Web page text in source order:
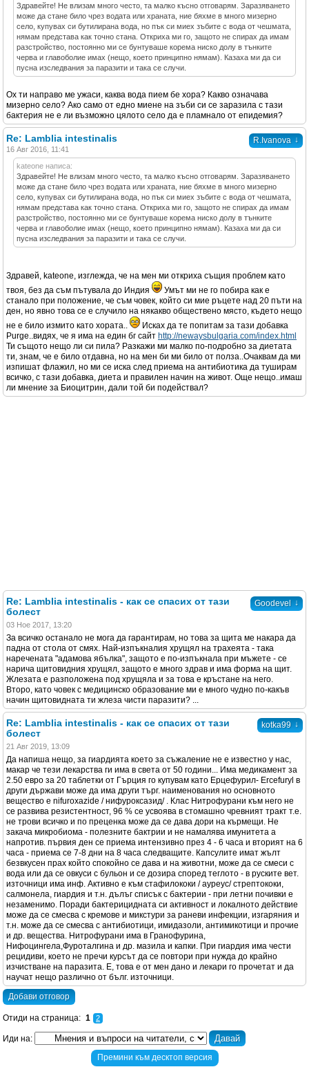
Здравейте! Не влизам много често, та малко късно отговарям. Заразяването
може да стане било чрез водата или храната, ние бяхме в много мизерно
село, купувах си бутилирана вода, но пък си миех зъбите с вода от чешмата,
нямам представа как точно стана. Откриха ми го, защото не спирах да имам
разстройство, постоянно ми се бунтуваше корема ниско долу в тънките
черва и главоболие имах (нещо, което принципно нямам). Казаха ми да си
пусна изследвания за паразити и така се случи.
Ох ти направо ме ужаси, каква вода пием бе хора? Какво означава
мизерно село? Ако само от едно миене на зъби си се заразила с тази
бактерия не е ли възможно цялото село да е пламнало от епидемия?
R.Ivanova ↓
Re: Lamblia intestinalis
16 Авг 2016, 11:41
kateone написа:
Здравейте! Не влизам много често, та малко късно отговарям. Заразяването
може да стане било чрез водата или храната, ние бяхме в много мизерно
село, купувах си бутилирана вода, но пък си миех зъбите с вода от чешмата,
нямам представа как точно стана. Откриха ми го, защото не спирах да имам
разстройство, постоянно ми се бунтуваше корема ниско долу в тънките
черва и главоболие имах (нещо, което принципно нямам). Казаха ми да си
пусна изследвания за паразити и така се случи.
Здравей, kateone, изглежда, че на мен ми откриха същия проблем като
твоя, без да съм пътувала до Индия
Умът ми не го побира как е
станало при положение, че съм човек, който си мие ръцете над 20 пъти на
ден, но явно това се е случило на някакво обществено място, където нещо
не е било измито като хората..
Исках да те попитам за тази добавка
Purge..видях, че я има на един бг сайт http://newaysbulgaria.com/index.html
Ти същото нещо ли си пила? Разкажи ми малко по-подробно за диетата
ти, знам, че е било отдавна, но на мен би ми било от полза..Очаквам да ми
изпишат флажил, но ми се иска след приема на антибиотика да туширам
всичко, с тази добавка, диета и правилен начин на живот. Още нещо..имаш
ли мнение за Биоцитрин, дали той би подействал?
Goodevel ↓
Re: Lamblia intestinalis - как се спасих от тази
болест
03 Ное 2017, 13:20
За всичко останало не мога да гарантирам, но това за щита ме накара да
падна от стола от смях. Най-изпъкналия хрущял на трахеята - така
наречената "адамова ябълка", защото е по-изпъкнала при мъжете - се
нарича щитовидния хрущял, защото е много здрав и има форма на щит.
Жлезата е разположена под хрущяла и за това е кръстане на него.
Второ, като човек с медицинско образование ми е много чудно по-какъв
начин щитовидната ти жлеза чисти паразити? ...
kotka99 ↓
Re: Lamblia intestinalis - как се спасих от тази
болест
21 Авг 2019, 13:09
Да напиша нещо, за гиардията което за съжаление не е известно у нас,
макар че тези лекарства ги има в света от 50 години... Има медикамент за
2.50 евро за 20 таблетки от Гърция го купувам като Ерцефурил- Ercefuryl в
други държави може да има други търг. наименования но основното
вещество е nifuroxazide / нифуроксазид/ . Клас Нитрофурани към него не
се развива резистентност, 96 % се усвоява в стомашно чревният тракт т.е.
не трови всичко и по преценка може да се дава дори на кърмещи. Не
закача микробиома - полезните бактрии и не намалява имунитета а
напротив. първия ден се приема интензивно през 4 - 6 часа и вторият на 6
часа - приема се 7-8 дни на 8 часа следващите. Капсулите имат жълт
безвкусен прах който спокойно се дава и на животни, може да се смеси с
вода или да се овкуси с бульон и се дозира според теглото - в руските вет.
източници има инф. Активно е към стафилококи / ауреус/ стрептококи,
салмонела, гиардия и т.н. дълъг списък с бактерии - при летни почивки е
незаменимо. Поради бактерицидната си активност и локалното действие
може да се смесва с кремове и микстури за раневи инфекции, изгаряния и
т.н. може да се смесва с антибиотици, имидазоли, антимикотици и прочие
и др. вещества. Нитрофурани има в Гранофурина,
Нифоцингела,Фуроталгина и др. мазила и капки. При гиардия има чести
рецидиви, което не пречи курсът да се повтори при нужда до крайно
изчистване на паразита. Е, това е от мен дано и лекари го прочетат и да
научат нещо различно от бълг. източници.
Добави отговор
Отиди на страница: 1 2
Иди на:
Премини към десктоп версия